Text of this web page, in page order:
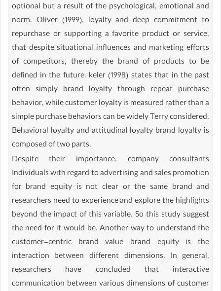
optional but a result of the psychological, emotional and
norm. Oliver (1999), loyalty and deep commitment to
repurchase or supporting a favorite product or service,
that despite situational influences and marketing efforts
of competitors, thereby the brand of products to be
defined in the future. keler (1998) states that in the past
often simply brand loyalty through repeat purchase
behavior, while customer loyalty is measured rather than a
simple purchase behaviors can be widely Terry considered.
Behavioral loyalty and attitudinal loyalty brand loyalty is
composed of two parts.
Despite their importance, company consultants
Individuals with regard to advertising and sales promotion
for brand equity is not clear or the same brand and
researchers need to experience and explore the highlights
beyond the impact of this variable. So this study suggest
the need for it would be. Another way to understand the
customer-centric brand value brand equity is the
interaction between different dimensions. In general,
researchers have concluded that interactive
communication between various dimensions of customer